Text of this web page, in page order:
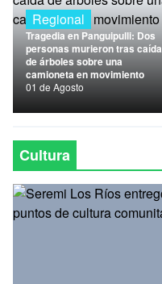
Economía
Entrevistas
Nacional
Política
Regional
Regional
Tragedia en Panguipulli: Dos
personas murieron tras caída
de árboles sobre una
camioneta en movimiento
01 de Agosto
Cultura